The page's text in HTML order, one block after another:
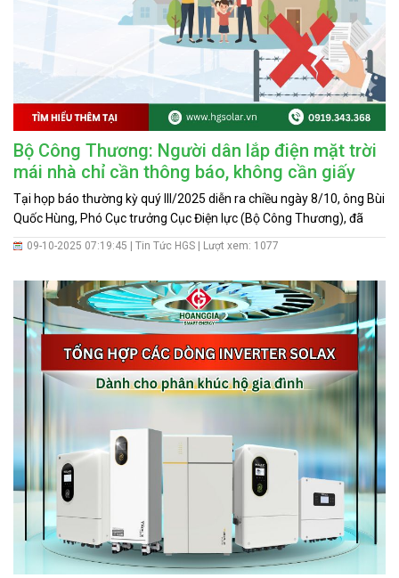
Tài
liệu
hệ
Tuyển
Bộ Công Thương: Người dân lắp điện mặt trời
mái nhà chỉ cần thông báo, không cần giấy
phép
Tại họp báo thường kỳ quý III/2025 diễn ra chiều ngày 8/10, ông Bùi
Quốc Hùng, Phó Cục trưởng Cục Điện lực (Bộ Công Thương), đã
chia sẻ nhiều thông tin quan trọng liên quan đến điện mặt trời mái
09-10-2025 07:19:45 | Tin Tức HGS | Lượt xem: 1077